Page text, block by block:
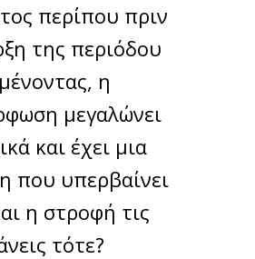
περίπου πριν
της περιόδου
η
μεγαλώνει
και έχει μια
που υπερβαίνει
η στροφή τις
τότε?